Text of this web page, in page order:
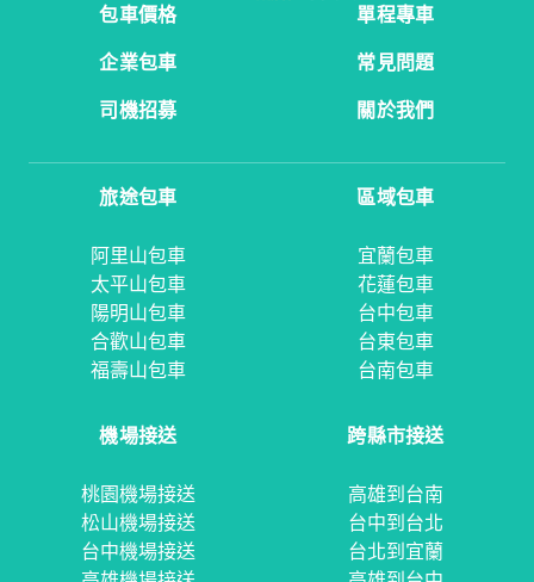
包車價格
單程專車
企業包車
常見問題
司機招募
關於我們
旅途包車
阿里山包車
太平山包車
陽明山包車
合歡山包車
福壽山包車
區域包車
宜蘭包車
花蓮包車
台中包車
台東包車
台南包車
機場接送
桃園機場接送
松山機場接送
台中機場接送
跨縣市接送
高雄到台南
台中到台北
台北到宜蘭